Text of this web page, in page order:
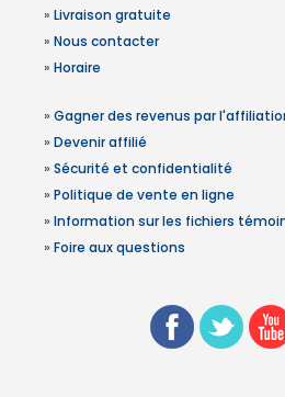
» Livraison gratuite
» Nous contacter
» Horaire
» Gagner des revenus par
» Devenir affilié
» Sécurité et confidentialité
» Politique de vente en ligne
» Information sur les fichiers
» Foire aux questions